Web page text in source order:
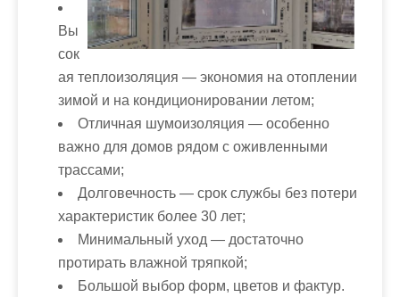
Вы
сок
ая теплоизоляция — экономия на отоплении
зимой и на кондиционировании летом;
Отличная шумоизоляция — особенно
важно для домов рядом с оживленными
трассами;
Долговечность — срок службы без потери
характеристик более 30 лет;
Минимальный уход — достаточно
протирать влажной тряпкой;
Большой выбор форм, цветов и фактур.